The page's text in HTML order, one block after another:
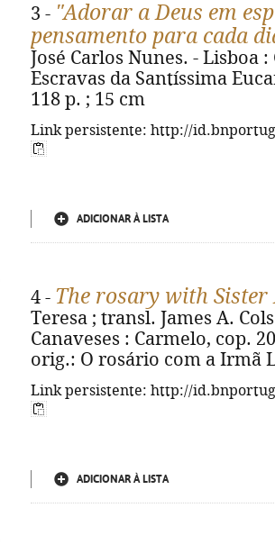
3 - "Adorar a Deus em
pensamento para cada
José Carlos Nunes. - Lisboa
Escravas da Santíssima
118 p. ; 15 cm
Link persistente: http://
ADICIONAR À LISTA
4 - The rosary with Sister
Teresa ; transl. James A.
Canaveses : Carmelo, cop.
orig.: O rosário com a Irmã
Link persistente: http://
ADICIONAR À LISTA